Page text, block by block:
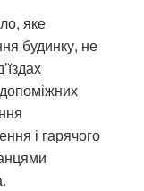
яке
будинку, не
і гарячого